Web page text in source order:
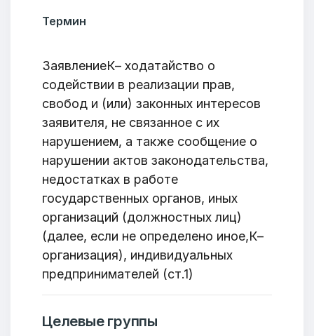
Термин
ЗаявлениеК– ходатайство о
содействии в реализации прав,
свобод и (или) законных интересов
заявителя, не связанное с их
нарушением, а также сообщение о
нарушении актов законодательства,
недостатках в работе
государственных органов, иных
организаций (должностных лиц)
(далее, если не определено иное,К–
организация), индивидуальных
предпринимателей (ст.1)
Целевые группы